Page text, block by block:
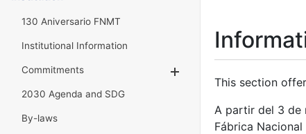
130 Aniversario FNMT
Institutional Information
Commitments
2030 Agenda and SDG
By-laws
This section
A partir del 3 de
Fábrica